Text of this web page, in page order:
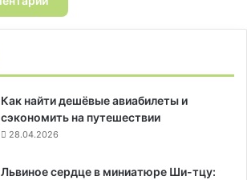
Как найти дешёвые авиабилеты и
сэкономить на путешествии
28.04.2026
Львиное сердце в миниатюре Ши-тцу: